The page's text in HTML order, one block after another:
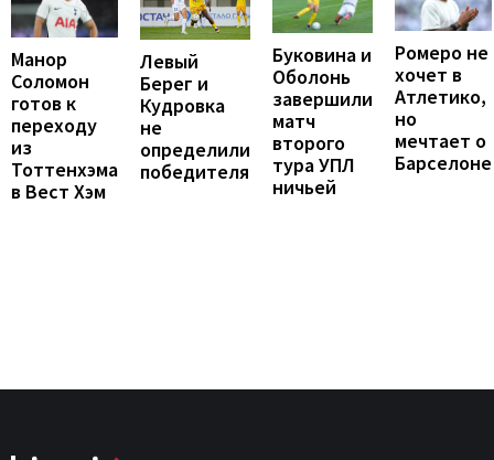
Манор
Соломон
готов к
переходу
из
Тоттенхэма
в Вест Хэм
Левый
Берег и
Кудровка
не
определили
победителя
Буковина и
Оболонь
завершили
матч
второго
тура УПЛ
ничьей
Ромеро не
хочет в
Атлетико,
но
мечтает о
Барселоне